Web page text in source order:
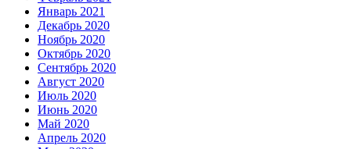
Январь 2021
Декабрь 2020
Ноябрь 2020
Октябрь 2020
Сентябрь 2020
Август 2020
Июль 2020
Июнь 2020
Май 2020
Апрель 2020